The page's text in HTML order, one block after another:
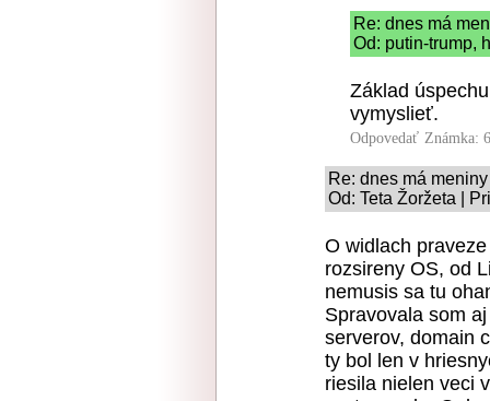
Re: dnes má
Od: putin-trump,
Základ
vymyslieť.
Odpovedať Známka:
Re: dnes má
Od: Teta Žoržeta |
O widlach
rozsireny OS, od
nemusis sa tu
Spravovala som
serverov, domain
ty bol len v
riesila nielen veci